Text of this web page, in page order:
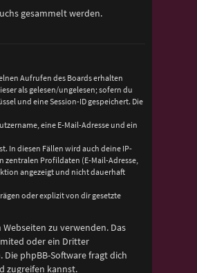
gesammelt werden.
Aufrufen des Boards erhalten
als gelesen/ungelesen; sofern du
und eine Session-ID gespeichert. Die
eine E-Mail-Adresse und ein
In diesen Fällen wird auch deine IP-
zentralen Profildaten (E-Mail-Adresse,
angezeigt und nicht dauerhaft
oder explizit von dir gesetzte
zu verwenden. Das
oder ein Dritter
phpBB-Software fragt dich
zugreifen kannst.